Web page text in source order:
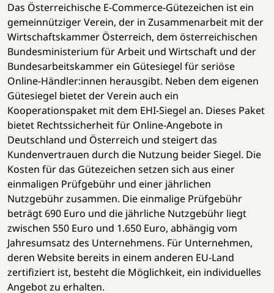
Das Österreichische E-Commerce-Gütezeichen ist ein
gemeinnütziger Verein, der in Zusammenarbeit mit der
Wirtschaftskammer Österreich, dem österreichischen
Bundesministerium für Arbeit und Wirtschaft und der
Bundesarbeitskammer ein Gütesiegel für seriöse
Online-Händler:innen herausgibt. Neben dem eigenen
Gütesiegel bietet der Verein auch ein
Kooperationspaket mit dem EHI-Siegel an. Dieses Paket
bietet Rechtssicherheit für Online-Angebote in
Deutschland und Österreich und steigert das
Kundenvertrauen durch die Nutzung beider Siegel. Die
Kosten für das Gütezeichen setzen sich aus einer
einmaligen Prüfgebühr und einer jährlichen
Nutzgebühr zusammen. Die einmalige Prüfgebühr
beträgt 690 Euro und die jährliche Nutzgebühr liegt
zwischen 550 Euro und 1.650 Euro, abhängig vom
Jahresumsatz des Unternehmens. Für Unternehmen,
deren Website bereits in einem anderen EU-Land
zertifiziert ist, besteht die Möglichkeit, ein individuelles
Angebot zu erhalten.